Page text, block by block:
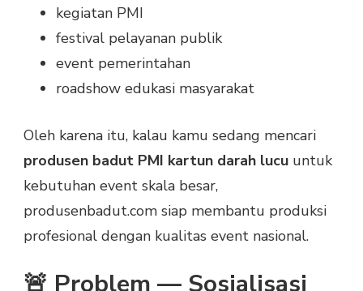
kegiatan PMI
festival pelayanan publik
event pemerintahan
roadshow edukasi masyarakat
Oleh karena itu, kalau kamu sedang mencari
produsen badut PMI kartun darah lucu untuk
kebutuhan event skala besar,
produsenbadut.com siap membantu produksi
profesional dengan kualitas event nasional.
🚨 Problem — Sosialisasi